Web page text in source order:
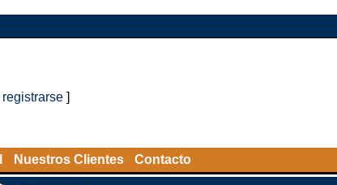
registrarse]
Nuestros Clientes Contacto